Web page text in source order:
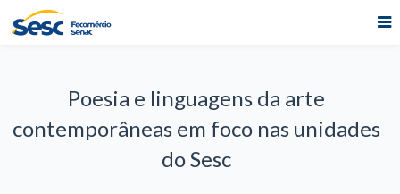
Poesia e linguagens da arte
contemporâneas em foco nas unidades
do Sesc